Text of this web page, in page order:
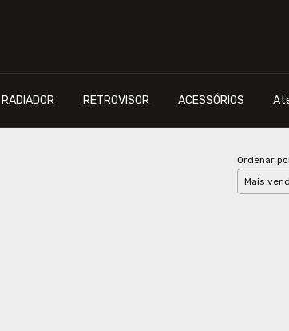
RADIADOR RETROVISOR ACESSÓRIOS
Ordenar